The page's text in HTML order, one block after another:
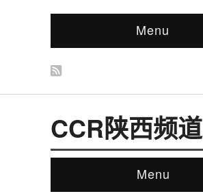
Menu
CCR陕西频道
Menu